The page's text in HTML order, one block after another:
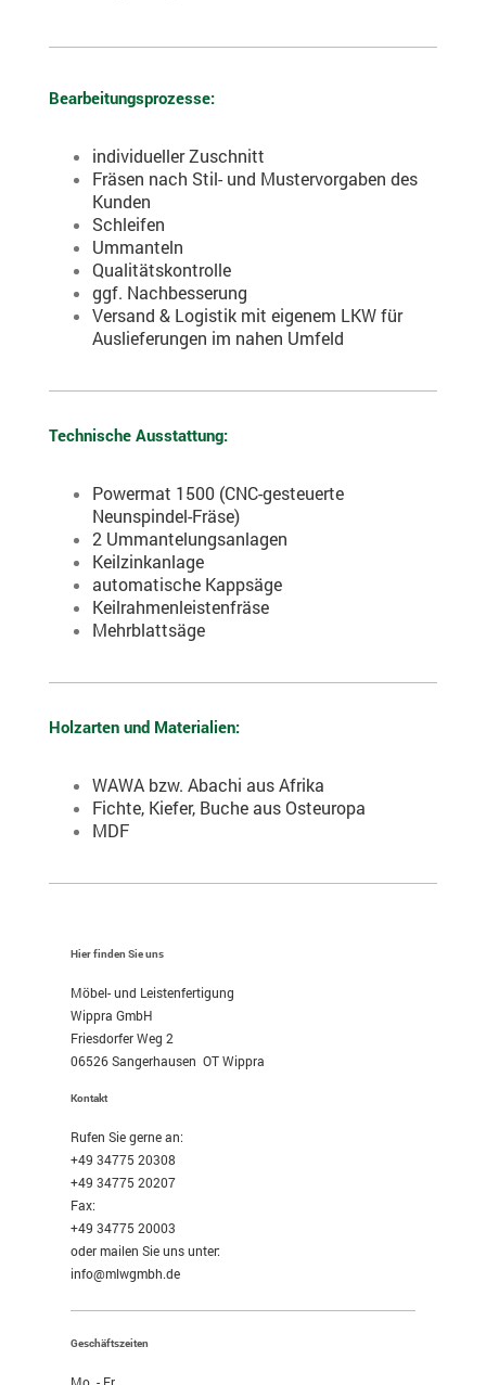
Bearbeitungsprozesse:
individueller Zuschnitt
Fräsen nach Stil- und Mustervorgaben des
Kunden
Schleifen
Ummanteln
Qualitätskontrolle
ggf. Nachbesserung
Versand & Logistik mit eigenem LKW für
Auslieferungen im nahen Umfeld
Technische Ausstattung:
Powermat 1500 (CNC-gesteuerte
Neunspindel-Fräse)
2 Ummantelungsanlagen
Keilzinkanlage
automatische Kappsäge
Keilrahmenleistenfräse
Mehrblattsäge
Holzarten und Materialien:
WAWA bzw. Abachi aus Afrika
Fichte, Kiefer, Buche aus Osteuropa
MDF
Hier finden Sie uns
Möbel- und Leistenfertigung
Wippra GmbH
Friesdorfer Weg 2
06526 Sangerhausen OT Wippra
Kontakt
Rufen Sie gerne an:
+49 34775 20308
+49 34775 20207
Fax:
+49 34775 20003
oder mailen Sie uns unter:
info@mlwgmbh.de
Geschäftszeiten